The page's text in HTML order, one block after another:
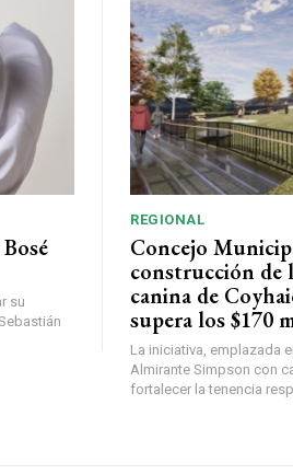
su
REGIONAL
Concejo
construcción de
canina de
supera los $170
La iniciativa, emplazada
Almirante Simpson con
fortalecer la tenencia